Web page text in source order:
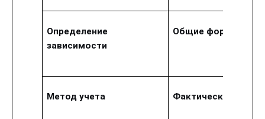
Определение
зависимости
Общие
Метод учета Фактические